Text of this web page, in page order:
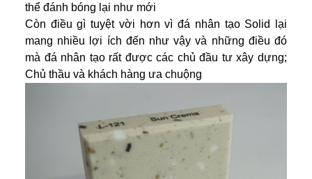
thể đánh bóng lại như mới
Còn điều gì tuyệt vời hơn vì đá nhân tạo Solid lại
mang nhiều lợi ích đến như vậy và những điều đó
mà đá nhân tạo rất được các chủ đầu tư xây dựng;
Chủ thầu và khách hàng ưa chuộng